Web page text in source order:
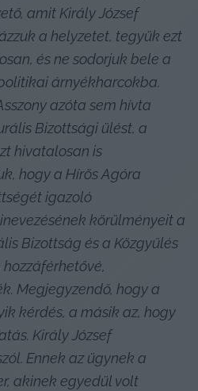
amit Király József
a helyzetet, tegyük ezt
és ne sodorjuk bele a
árnyékharcokba.
azóta sem hívta
Bizottsági ülést, a
hivatalosan is
hogy a Hírös Agóra
igazoló
körülményeit a
Bizottság és a Közgyűlés
Megjegyzendő, hogy a
kérdés, a másik az, hogy
Király József
Ennek az ügynek a
akinek egyedül volt